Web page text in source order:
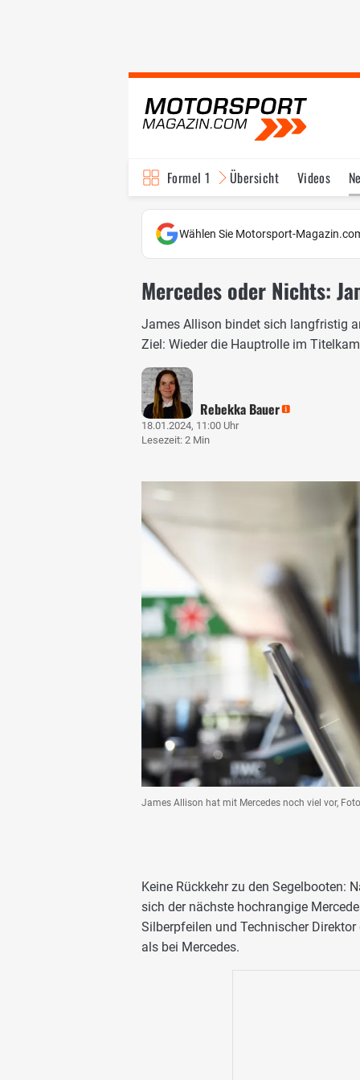
Formel 1 Übersicht Videos
Fahrer & Teams
Wählen Sie Motorsport-
Mercedes oder Nichts:
James Allison bindet sich langfristig
Ziel: Wieder die Hauptrolle im
Rebekka Bauer
18.01.2024, 11:00 Uhr
Lesezeit: 2 Min
James Allison hat mit Mercedes noch viel vor,
Keine Rückkehr zu den Segelbooten:
sich der nächste hochrangige
Silberpfeilen und Technischer
als bei Mercedes.